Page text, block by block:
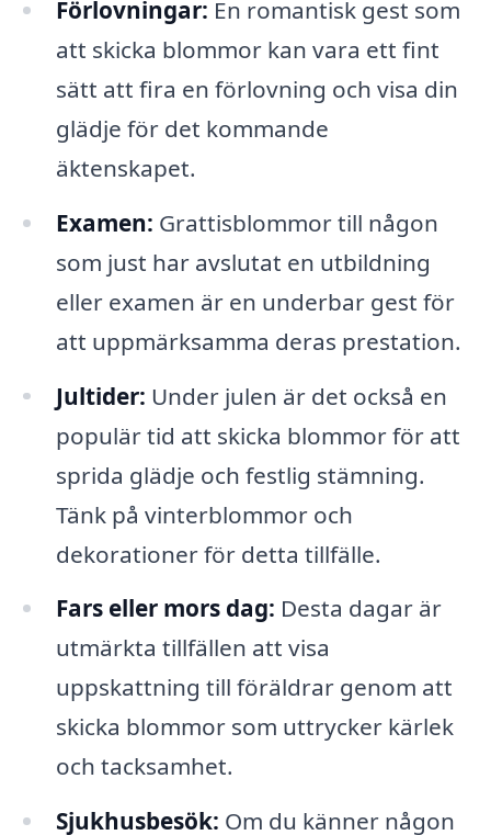
Förlovningar: En romantisk gest som
att skicka blommor kan vara ett fint
sätt att fira en förlovning och visa din
glädje för det kommande
äktenskapet.
Examen: Grattisblommor till någon
som just har avslutat en utbildning
eller examen är en underbar gest för
att uppmärksamma deras prestation.
Jultider: Under julen är det också en
populär tid att skicka blommor för att
sprida glädje och festlig stämning.
Tänk på vinterblommor och
dekorationer för detta tillfälle.
Fars eller mors dag: Desta dagar är
utmärkta tillfällen att visa
uppskattning till föräldrar genom att
skicka blommor som uttrycker kärlek
och tacksamhet.
Sjukhusbesök: Om du känner någon